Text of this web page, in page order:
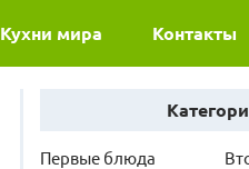
Кухни мира Контакты
Первые блюда